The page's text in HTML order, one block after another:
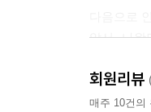
앞서 나왔
마지막으
회원리뷰
매주 10건의